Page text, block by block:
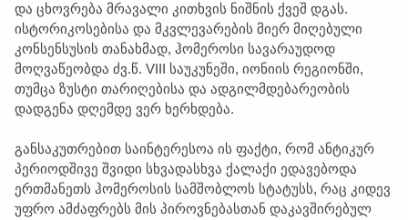
და ცხოვრება მრავალი კითხვის ნიშნის ქვეშ დგას.
ისტორიკოსებისა და მკვლევარების მიერ მიღებული
კონსენსუსის თანახმად, ჰომეროსი სავარაუდოდ
მოღვაწეობდა ძვ.წ. VIII საუკუნეში, იონიის რეგიონში,
თუმცა ზუსტი თარიღებისა და ადგილმდებარეობის
დადგენა დღემდე ვერ ხერხდება.
განსაკუთრებით საინტერესოა ის ფაქტი, რომ ანტიკურ
პერიოდშივე შვიდი სხვადასხვა ქალაქი ედავებოდა
ერთმანეთს ჰომეროსის სამშობლოს სტატუსს, რაც კიდევ
უფრო ამძაფრებს მის პიროვნებასთან დაკავშირებულ